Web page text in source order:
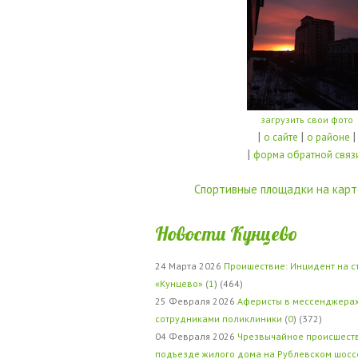
загрузить свои фото
| о сайте | о районе |
| форма обратной
Спортивные площадки на
Новости Кунцево
24 Марта 2026 Проишествие: Инцидент на
«Кунцево» (1 ) (464)
25 Февраля 2026 Аферисты в
сотрудниками поликлиники (0) (372)
04 Февраля 2026 Чрезвычайное
подъезде жилого дома на Рублевском